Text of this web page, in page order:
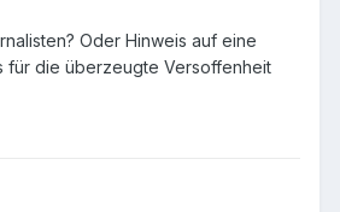
Oder Hinweis auf eine
für die überzeugte Versoffenheit